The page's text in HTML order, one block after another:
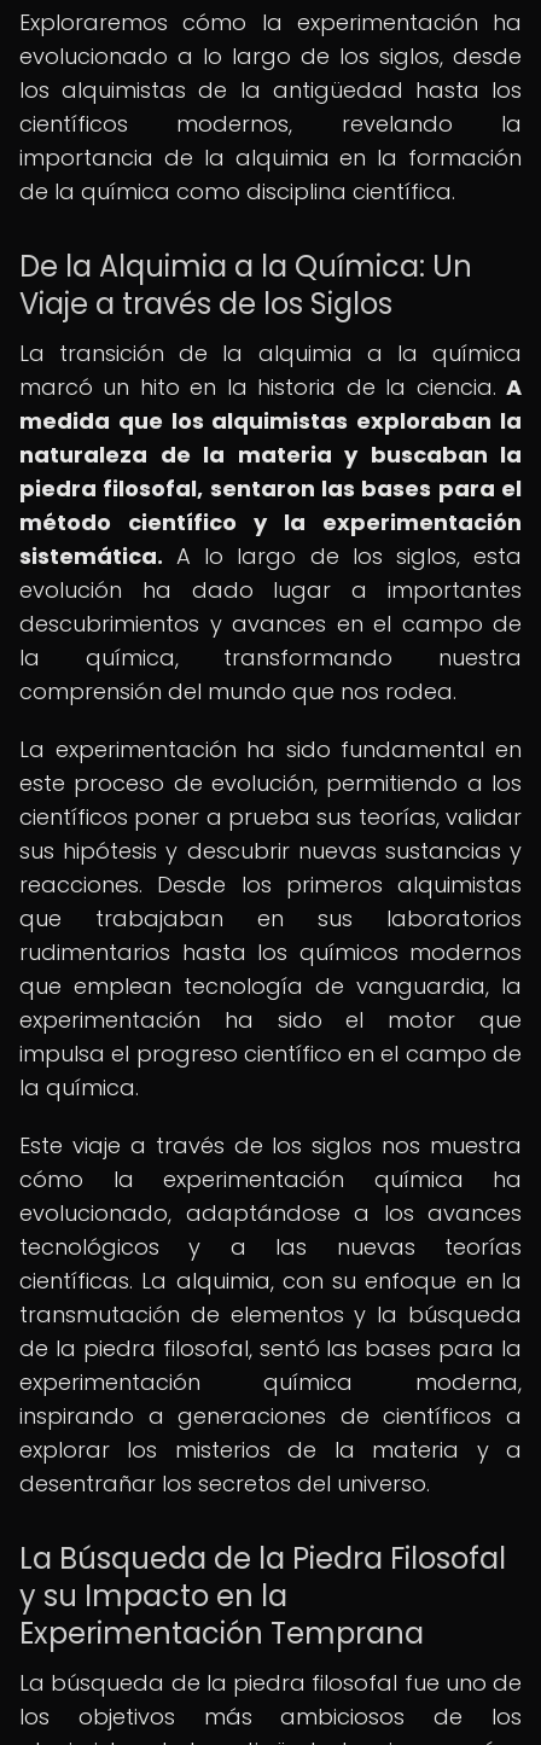
Exploraremos cómo la experimentación ha
evolucionado a lo largo de los siglos, desde
los alquimistas de la antigüedad hasta los
científicos modernos, revelando la
importancia de la alquimia en la formación
de la química como disciplina científica.
De la Alquimia a la Química: Un
Viaje a través de los Siglos
La transición de la alquimia a la química
marcó un hito en la historia de la ciencia. A
medida que los alquimistas exploraban la
naturaleza de la materia y buscaban la
piedra filosofal, sentaron las bases para el
método científico y la experimentación
sistemática. A lo largo de los siglos, esta
evolución ha dado lugar a importantes
descubrimientos y avances en el campo de
la química, transformando nuestra
comprensión del mundo que nos rodea.
La experimentación ha sido fundamental en
este proceso de evolución, permitiendo a los
científicos poner a prueba sus teorías, validar
sus hipótesis y descubrir nuevas sustancias y
reacciones. Desde los primeros alquimistas
que trabajaban en sus laboratorios
rudimentarios hasta los químicos modernos
que emplean tecnología de vanguardia, la
experimentación ha sido el motor que
impulsa el progreso científico en el campo de
la química.
Este viaje a través de los siglos nos muestra
cómo la experimentación química ha
evolucionado, adaptándose a los avances
tecnológicos y a las nuevas teorías
científicas. La alquimia, con su enfoque en la
transmutación de elementos y la búsqueda
de la piedra filosofal, sentó las bases para la
experimentación química moderna,
inspirando a generaciones de científicos a
explorar los misterios de la materia y a
desentrañar los secretos del universo.
La Búsqueda de la Piedra Filosofal
y su Impacto en la
Experimentación Temprana
La búsqueda de la piedra filosofal fue uno de
los objetivos más ambiciosos de los